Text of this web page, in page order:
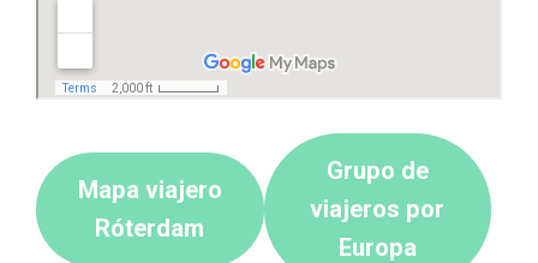
Mapa viajero
Róterdam
Grupo de
viajeros por
Europa